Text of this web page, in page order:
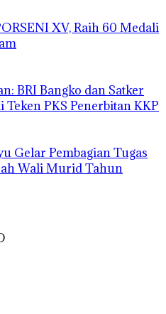
XV, Raih 60 Medali
BRI Bangko dan Satker
PKS Penerbitan KKP
Gelar Pembagian Tugas
Wali Murid Tahun